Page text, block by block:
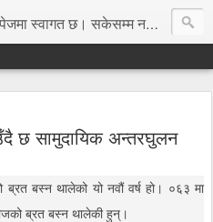
नया तथा रोचक जानकारी, समाचार पस्कने छु।
छ सामुदायिक अन्तरघुलन
बस्न थालेको यो नवौं वर्ष हो। ०६३ मा
ब्रत बस्न थालेकी हुन्।